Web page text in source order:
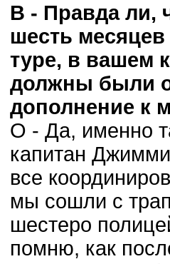
В - Правда ли,
шесть месяцев
туре, в вашем
должны были
дополнение к
О - Да, именно
капитан
все
мы сошли с
шестеро
помню, как